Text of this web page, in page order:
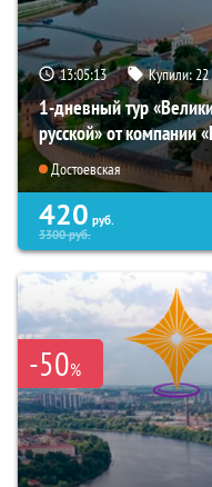
13:05:12 Купили:22
1-дневный тур
русской» от компании
Достоевская
420 руб.
3300руб.
-50%